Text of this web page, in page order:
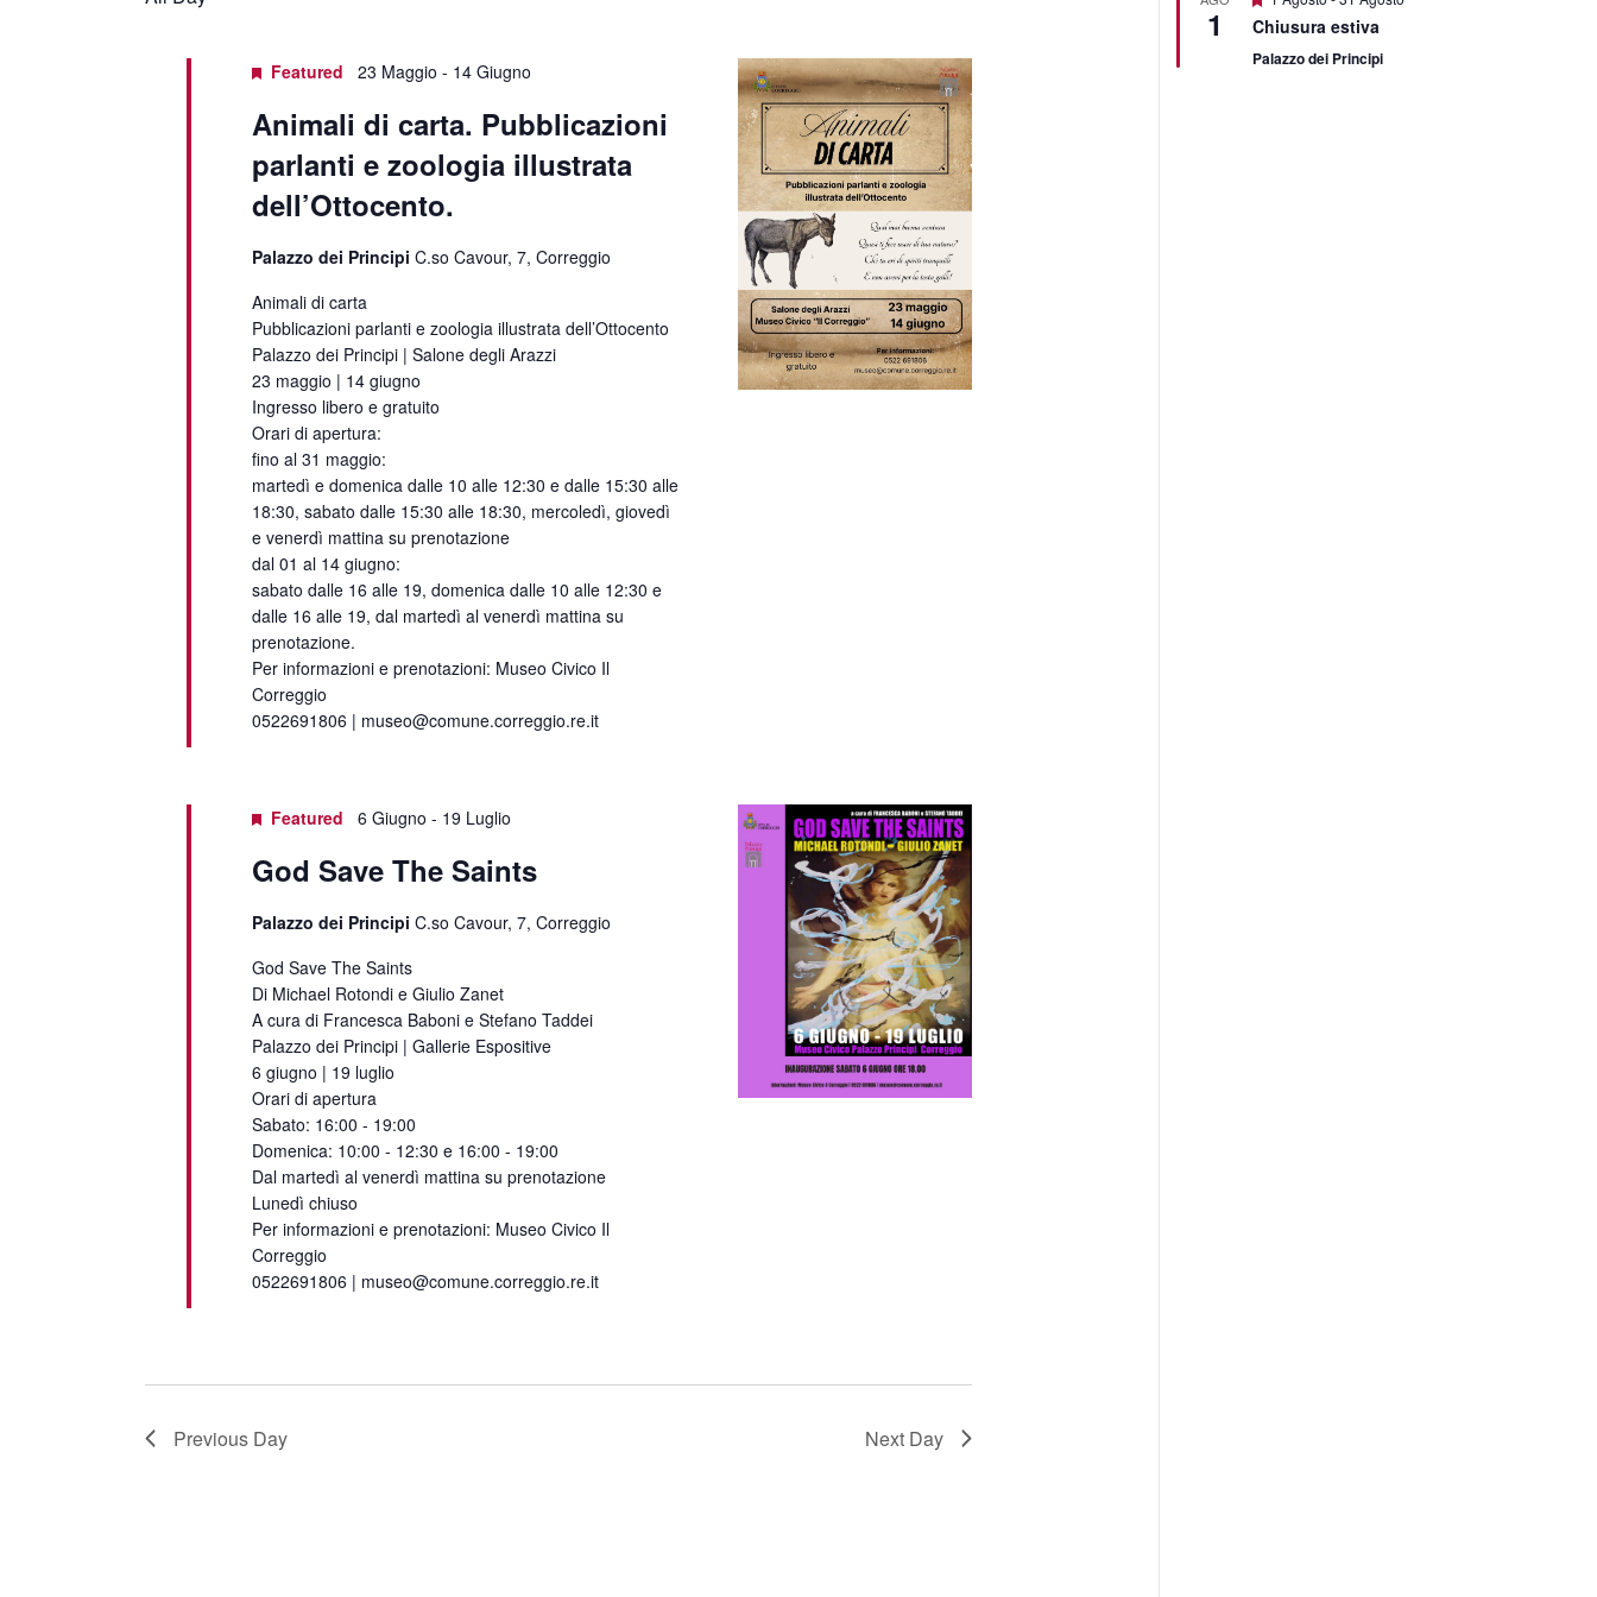
Featured 23 Maggio - 14 Giugno
Animali di carta. Pubblicazioni
parlanti e zoologia illustrata
dell’Ottocento.
Palazzo dei Principi C.so Cavour, 7, Correggio
Animali di carta
Pubblicazioni parlanti e zoologia illustrata dell’Ottocento
Palazzo dei Principi | Salone degli Arazzi
23 maggio | 14 giugno
Ingresso libero e gratuito
Orari di apertura:
fino al 31 maggio:
martedì e domenica dalle 10 alle 12:30 e dalle 15:30 alle
18:30, sabato dalle 15:30 alle 18:30, mercoledì, giovedì
e venerdì mattina su prenotazione
dal 01 al 14 giugno:
sabato dalle 16 alle 19, domenica dalle 10 alle 12:30 e
dalle 16 alle 19, dal martedì al venerdì mattina su
prenotazione.
Per informazioni e prenotazioni: Museo Civico Il
Correggio
0522691806 | museo@comune.correggio.re.it
Featured 6 Giugno - 19 Luglio
God Save The Saints
Palazzo dei Principi C.so Cavour, 7, Correggio
God Save The Saints
Di Michael Rotondi e Giulio Zanet
A cura di Francesca Baboni e Stefano Taddei
Palazzo dei Principi | Gallerie Espositive
6 giugno | 19 luglio
Orari di apertura
Sabato: 16:00 - 19:00
Domenica: 10:00 - 12:30 e 16:00 - 19:00
Dal martedì al venerdì mattina su prenotazione
Lunedì chiuso
Per informazioni e prenotazioni: Museo Civico Il
Correggio
0522691806 | museo@comune.correggio.re.it
Previous Day Next Day
1 Chiusura estiva
Palazzo dei Principi